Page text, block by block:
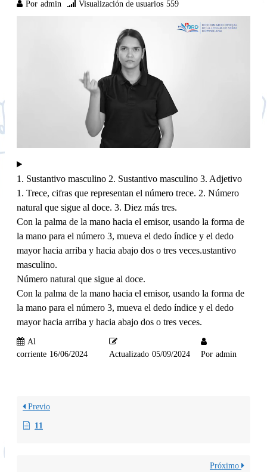
Por admin Visualización de usuarios 559
1. Sustantivo masculino 2. Sustantivo masculino 3. Adjetivo
1. Trece, cifras que representan el número trece. 2. Número
natural que sigue al doce. 3. Diez más tres.
Con la palma de la mano hacia el emisor, usando la forma de
la mano para el número 3, mueva el dedo índice y el dedo
mayor hacia arriba y hacia abajo dos o tres veces.ustantivo
masculino.
Número natural que sigue al doce.
Con la palma de la mano hacia el emisor, usando la forma de
la mano para el número 3, mueva el dedo índice y el dedo
mayor hacia arriba y hacia abajo dos o tres veces.
Al
corriente 16/06/2024 Actualizado 05/09/2024 Por admin
Previo
11
Próximo